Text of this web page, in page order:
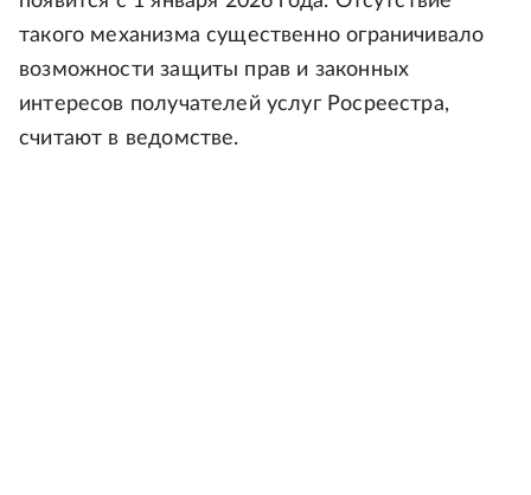
такого механизма существенно ограничивало
возможности защиты прав и законных
интересов получателей услуг Росреестра,
считают в ведомстве.